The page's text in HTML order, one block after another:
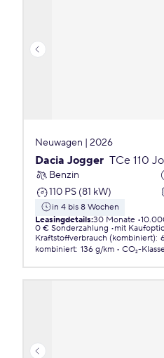
Neuwagen | 2026
Dacia Jogger TCe 110
Benzin
110 PS (81 kW)
in 4 bis 8 Wochen
Leasingdetails:30 Monate
0 € Sonderzahlung
mit
Kraftstoffverbrauch (kombiniert):
kombiniert: 136 g/km CO₂-Klasse